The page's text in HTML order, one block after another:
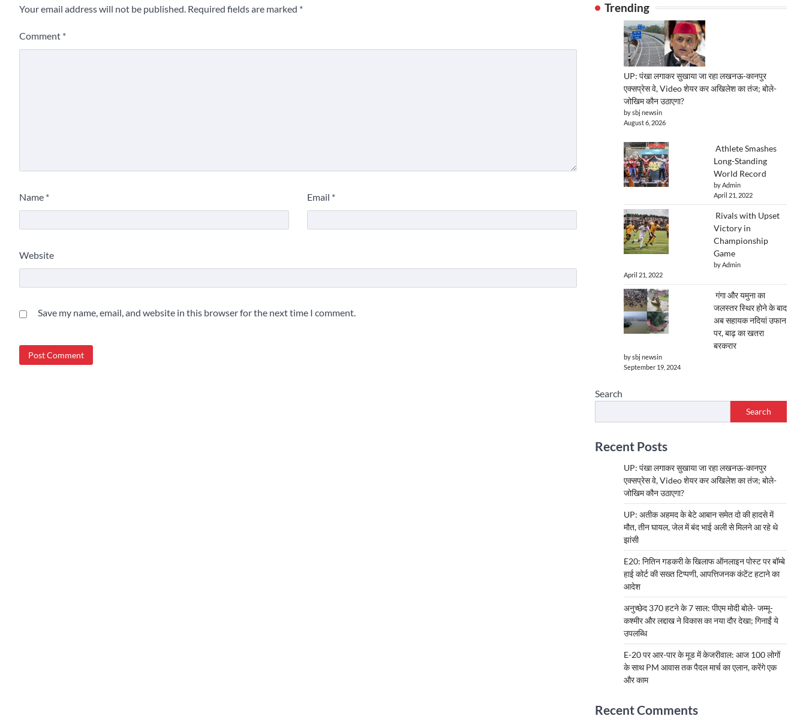
Your email address will not be published. Required fields are marked *
Comment *
Name * Email *
Website
Save my name, email, and website in this browser for the next time I comment.
Trending
UP: पंखा लगाकर सुखाया जा रहा लखनऊ-कानपुर
एक्सप्रेस वे, Video शेयर कर अखिलेश का तंज; बोले-
जोखिम कौन उठाएगा?
by sbj newsin
August 6, 2026
Athlete Smashes
Long-Standing
World Record
by Admin
April 21, 2022
Rivals with Upset
Victory in
Championship
Game
by Admin
April 21, 2022
गंगा और यमुना का
जलस्तर स्थिर होने के बाद
अब सहायक नदियां उफान
पर, बाढ़ का खतरा
बरकरार
by sbj newsin
September 19, 2024
Search
Search
Recent Posts
UP: पंखा लगाकर सुखाया जा रहा लखनऊ-कानपुर
एक्सप्रेस वे, Video शेयर कर अखिलेश का तंज; बोले-
जोखिम कौन उठाएगा?
UP: अतीक अहमद के बेटे आबान समेत दो की हादसे में
मौत, तीन घायल, जेल में बंद भाई अली से मिलने आ रहे थे
झांसी
E20: नितिन गडकरी के खिलाफ ऑनलाइन पोस्ट पर बॉम्बे
हाई कोर्ट की सख्त टिप्पणी, आपत्तिजनक कंटेंट हटाने का
आदेश
अनुच्छेद 370 हटने के 7 साल: पीएम मोदी बोले- जम्मू-
कश्मीर और लद्दाख ने विकास का नया दौर देखा; गिनाईं ये
उपलब्धि
E-20 पर आर-पार के मूड में केजरीवाल: आज 100 लोगों
के साथ PM आवास तक पैदल मार्च का एलान, करेंगे एक
और काम
Recent Comments